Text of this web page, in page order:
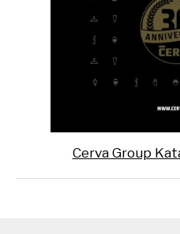
Cerva Group